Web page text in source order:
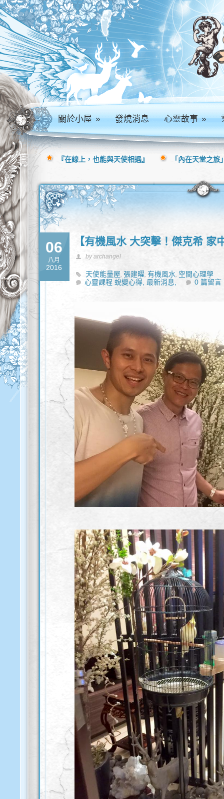
關於小屋» 發燒消息 心靈故事»
06
八月
2016
【有機風水 大突擊！傑克希 家
by archangel
天使能量屋, 張建曜,有機風水, 空間心理學
心靈課程 蛻變心得,最新消息, 0 篇留言
『在線上，也能與天使相遇』 「內在天堂之